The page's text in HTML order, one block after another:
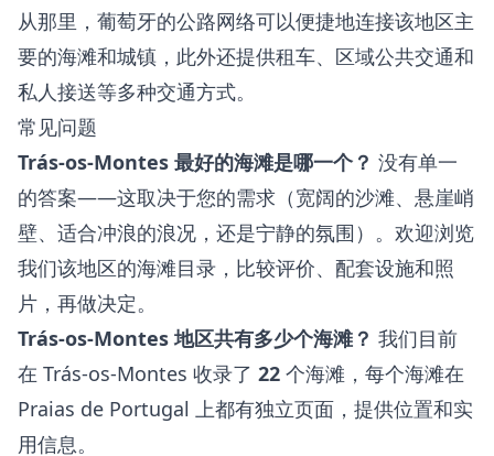
从那里，葡萄牙的公路网络可以便捷地连接该地区主
要的海滩和城镇，此外还提供租车、区域公共交通和
私人接送等多种交通方式。
常见问题
Trás-os-Montes 最好的海滩是哪一个？ 没有单一
的答案——这取决于您的需求（宽阔的沙滩、悬崖峭
壁、适合冲浪的浪况，还是宁静的氛围）。欢迎浏览
我们该地区的海滩目录，比较评价、配套设施和照
片，再做决定。
Trás-os-Montes 地区共有多少个海滩？ 我们目前
在 Trás-os-Montes 收录了 22 个海滩，每个海滩在
Praias de Portugal 上都有独立页面，提供位置和实
用信息。